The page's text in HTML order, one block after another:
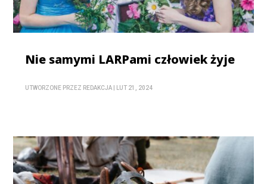
Nie samymi LARPami człowiek żyje
UTWORZONE PRZEZ REDAKCJA LUT 21, 2024